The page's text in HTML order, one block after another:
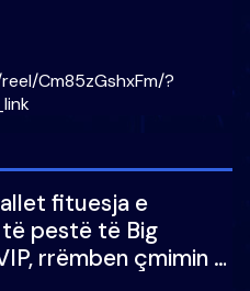
Cm85zGshxFm/?
fituesja e
pestë të Big
rrëmben çmimin e